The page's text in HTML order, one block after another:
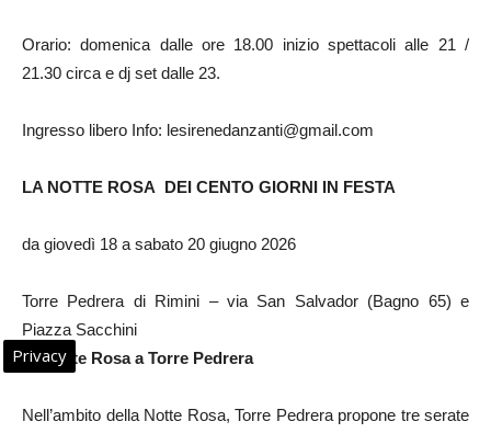
Orario: domenica dalle ore 18.00 inizio spettacoli alle 21 /
21.30 circa e dj set dalle 23.
Ingresso libero Info: lesirenedanzanti@gmail.com
LA NOTTE ROSA DEI CENTO GIORNI IN FESTA
da giovedì 18 a sabato 20 giugno 2026
Torre Pedrera di Rimini – via San Salvador (Bagno 65) e
Piazza Sacchini
La Notte Rosa a Torre Pedrera
Nell’ambito della Notte Rosa, Torre Pedrera propone tre serate
Privacy